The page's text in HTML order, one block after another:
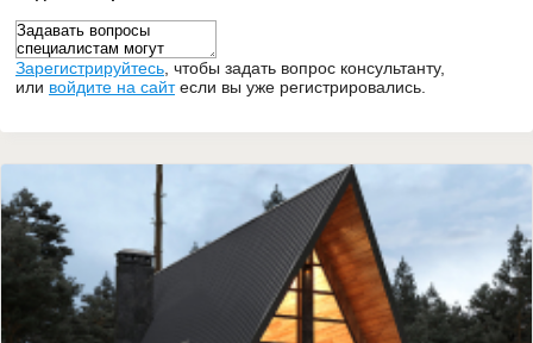
Зарегистрируйтесь чтобы задать вопрос консультанту,
или войдите на сайтесли вы уже регистрировались.